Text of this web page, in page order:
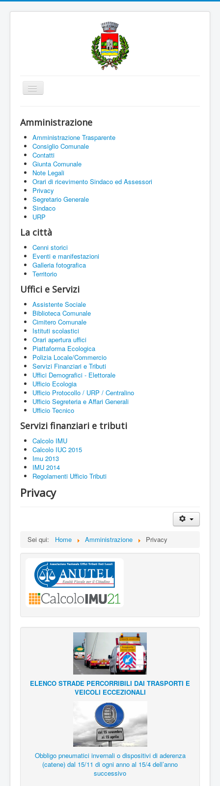
Cambia
navigazione
Amministrazione
Uffici e Servizi
La città
Associazioni
Documenti On Line
Informazioni
Amministrazione
Amministrazione Trasparente
Consiglio Comunale
Contatti
Giunta Comunale
Note Legali
Orari di ricevimento Sindaco ed Assessori
Privacy
Segretario Generale
Sindaco
URP
La città
Cenni storici
Eventi e manifestazioni
Galleria fotografica
Territorio
Uffici e Servizi
Assistente Sociale
Biblioteca Comunale
Cimitero Comunale
Istituti scolastici
Orari apertura uffici
Piattaforma Ecologica
Polizia Locale/Commercio
Servizi Finanziari e Tributi
Uffici Demografici - Elettorale
Ufficio Ecologia
Ufficio Protocollo / URP / Centralino
Ufficio Segreteria e Affari Generali
Ufficio Tecnico
Servizi finanziari e tributi
Calcolo IMU
Calcolo IUC 2015
Imu 2013
IMU 2014
Regolamenti Ufficio Tributi
Privacy
Sei qui: Home Amministrazione Privacy
ELENCO STRADE PERCORRIBILI DAI TRASPORTI E
VEICOLI ECCEZIONALI
Obbligo pneumatici invernali o dispositivi di aderenza
(catene) dal 15/11 di ogni anno al 15/4 dell’anno
successivo